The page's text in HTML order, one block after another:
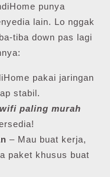
punya
lain. Lo nggak
tiba down pas lagi
pakai jaringan
stabil.
wifi paling murah
– Mau buat kerja,
paket khusus buat